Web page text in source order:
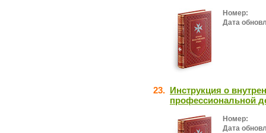
Номер:
Дата
23. Инструкция о
профессиональной
Номер:
Дата